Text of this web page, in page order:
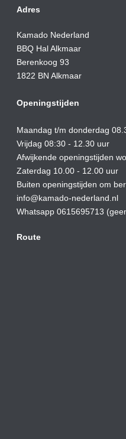
Adres
Kamado Nederland
BBQ Hal Alkmaar
Berenkoog 93
1822 BN Alkmaar
Openingstijden
Maandag t/m donderdag
Vrijdag 08:30 - 12.30 uur
Afwijkende openingstijden
Zaterdag 10.00 - 12.00 uur
Buiten openingstijden om
info@kamado-nederland.nl
Whatsapp 0615695713
Route